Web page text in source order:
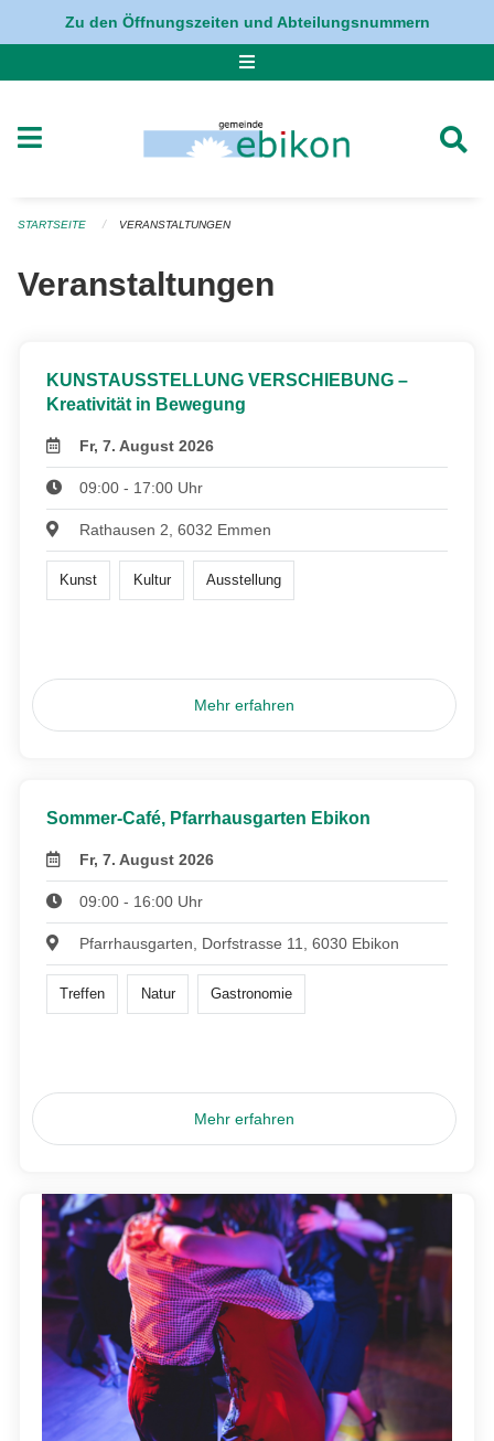
Navigation überspringen
Zu den Öffnungszeiten und Abteilungsnummern
STARTSEITE VERANSTALTUNGEN
Veranstaltungen
KUNSTAUSSTELLUNG VERSCHIEBUNG –
Kreativität in Bewegung
Fr, 7. August 2026
09:00 - 17:00 Uhr
Rathausen 2, 6032 Emmen
Kunst Kultur Ausstellung
Mehr erfahren
Sommer-Café, Pfarrhausgarten Ebikon
Fr, 7. August 2026
09:00 - 16:00 Uhr
Pfarrhausgarten, Dorfstrasse 11, 6030 Ebikon
Treffen Natur Gastronomie
Mehr erfahren